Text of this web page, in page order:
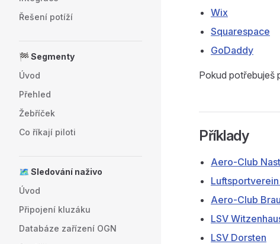
Řešení potíží
🏁 Segmenty
Úvod
Přehled
Žebříček
Co říkají piloti
🗺️ Sledování naživo
Úvod
Připojení kluzáku
Databáze zařízení OGN
Wix
Squarespace
GoDaddy
Pokud potřebuješ
Příklady
Aero-Club
Aero-Club
LSV
LSV Dorsten